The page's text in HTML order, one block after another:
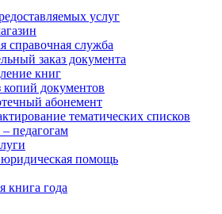
услуг
справочная служба
заказ документа
книг
копий документов
абонемент
тематических списков
педагогам
юридическая помощь
книга года